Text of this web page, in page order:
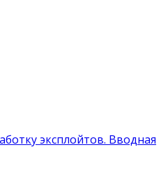
эксплойтов. Вводная